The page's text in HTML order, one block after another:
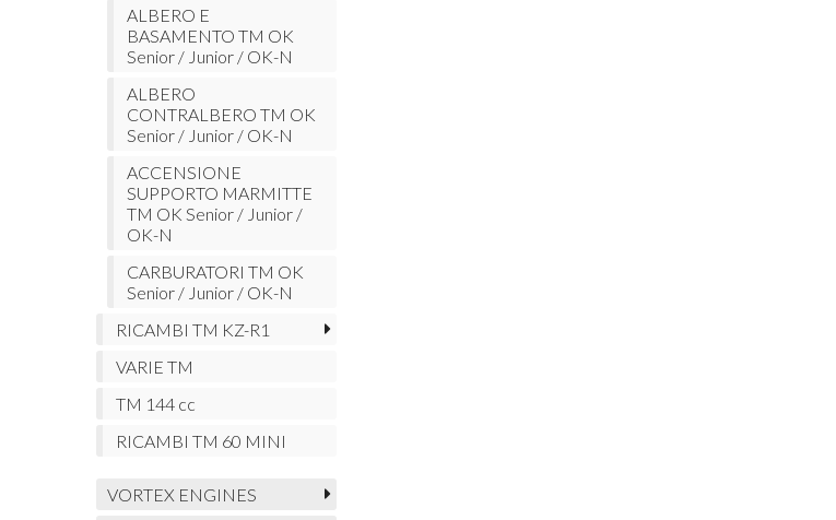
ALBERO E
BASAMENTO TM OK
Senior / Junior / OK-N
ALBERO
CONTRALBERO TM OK
Senior / Junior / OK-N
ACCENSIONE
SUPPORTO MARMITTE
TM OK Senior / Junior /
OK-N
CARBURATORI TM OK
Senior / Junior / OK-N
RICAMBI TM KZ-R1
VARIE TM
TM 144 cc
RICAMBI TM 60 MINI
VORTEX ENGINES